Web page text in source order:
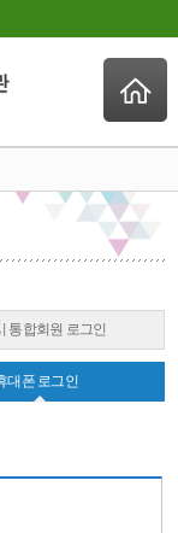
통합회원 로그인
대폰 로그인